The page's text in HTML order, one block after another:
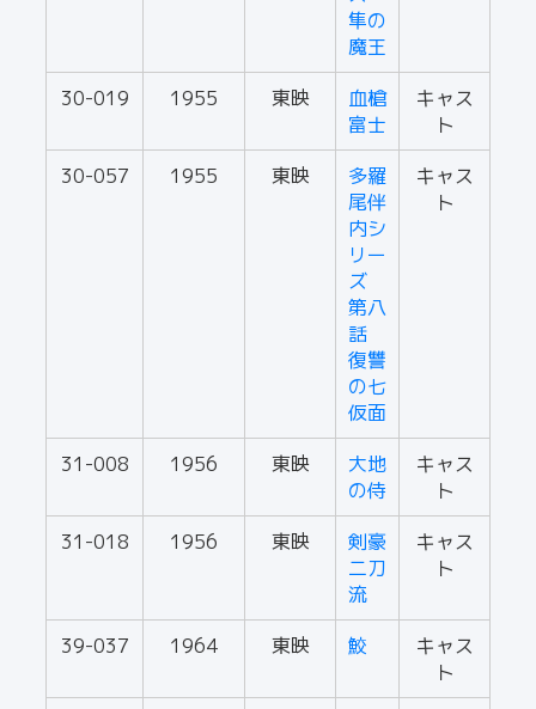
隼の
魔王
30-019
1955 東映
血槍
富士
キャス
ト
30-057
1955 東映
多羅
尾伴
内シ
リー
ズ
第八
話
復讐
の七
仮面
キャス
ト
31-008 1956 東映
大地
の侍
キャス
ト
31-018
1956 東映
剣豪
二刀
流
キャス
ト
39-037 1964 東映 鮫
キャス
ト